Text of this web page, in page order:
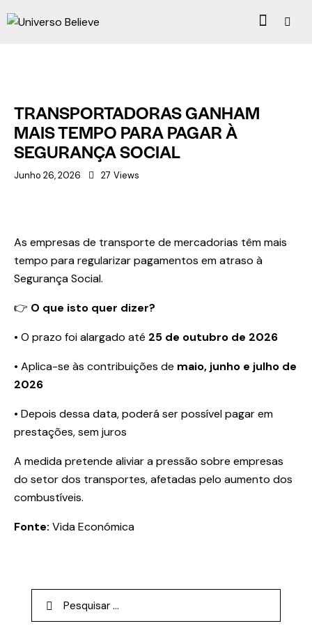
TRANSPORTADORAS GANHAM
MAIS TEMPO PARA PAGAR À
SEGURANÇA SOCIAL
Junho 26, 2026 27 Views
As empresas de transporte de mercadorias têm mais
tempo para regularizar pagamentos em atraso à
Segurança Social.
👉 O que isto quer dizer?
• O prazo foi alargado até 25 de outubro de 2026
• Aplica-se às contribuições de maio, junho e julho de
2026
• Depois dessa data, poderá ser possível pagar em
prestações, sem juros
A medida pretende aliviar a pressão sobre empresas
do setor dos transportes, afetadas pelo aumento dos
combustíveis.
Fonte: Vida Económica